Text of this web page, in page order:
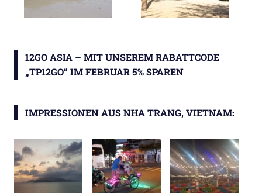
12GO ASIA – MIT UNSEREM RABATTCODE
„TP12GO“ IM FEBRUAR 5% SPAREN
IMPRESSIONEN AUS NHA TRANG, VIETNAM: